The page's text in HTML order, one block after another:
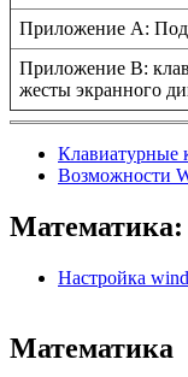
Приложение A:
Приложение B:
жесты экранного
Клавиатурные
Возможности
Математика:
Настройка
Математика